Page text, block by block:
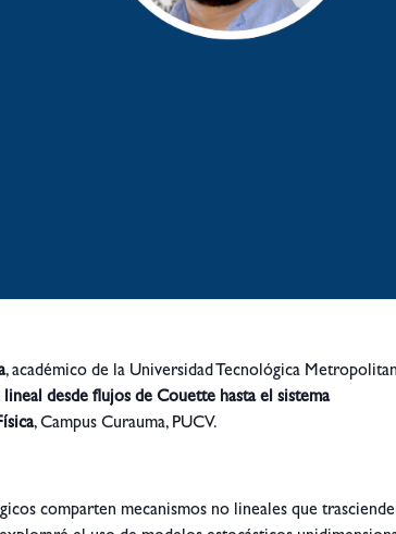
, académico de la Universidad Tecnológica
desde flujos de Couette hasta el sistema
, Campus Curauma, PUCV.
comparten mecanismos no lineales que